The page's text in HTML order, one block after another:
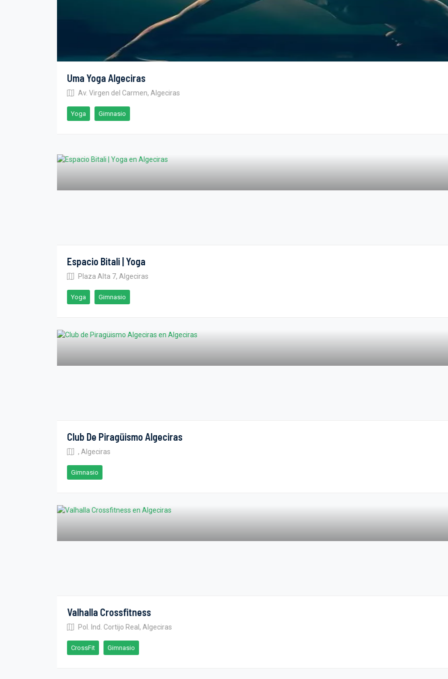
Uma Yoga Algeciras
Av. Virgen del Carmen, Algeciras
Yoga Gimnasio
Espacio Bitali | Yoga
Plaza Alta 7, Algeciras
Yoga Gimnasio
Club De Piragüismo Algeciras
, Algeciras
Gimnasio
Valhalla Crossfitness
Pol. Ind. Cortijo Real, Algeciras
CrossFit Gimnasio